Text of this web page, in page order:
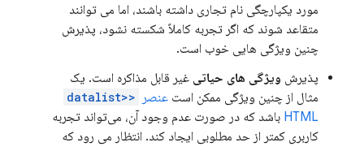
مورد یکپارچگی نام تجاری داشته باشند، اما می توانند
متقاعد شوند که اگر تجربه کاملاً شکسته نشود، پذیرش
چنین ویژگی هایی خوب است.
پذیرش ویژگی های حیاتی غیر قابل مذاکره است. یک
مثال از چنین ویژگی ممکن است عنصر <datalist>
HTML باشد که در صورت عدم وجود آن، می‌تواند تجربه
کاربری کمتر از حد مطلوبی ایجاد کند. انتظار می رود که